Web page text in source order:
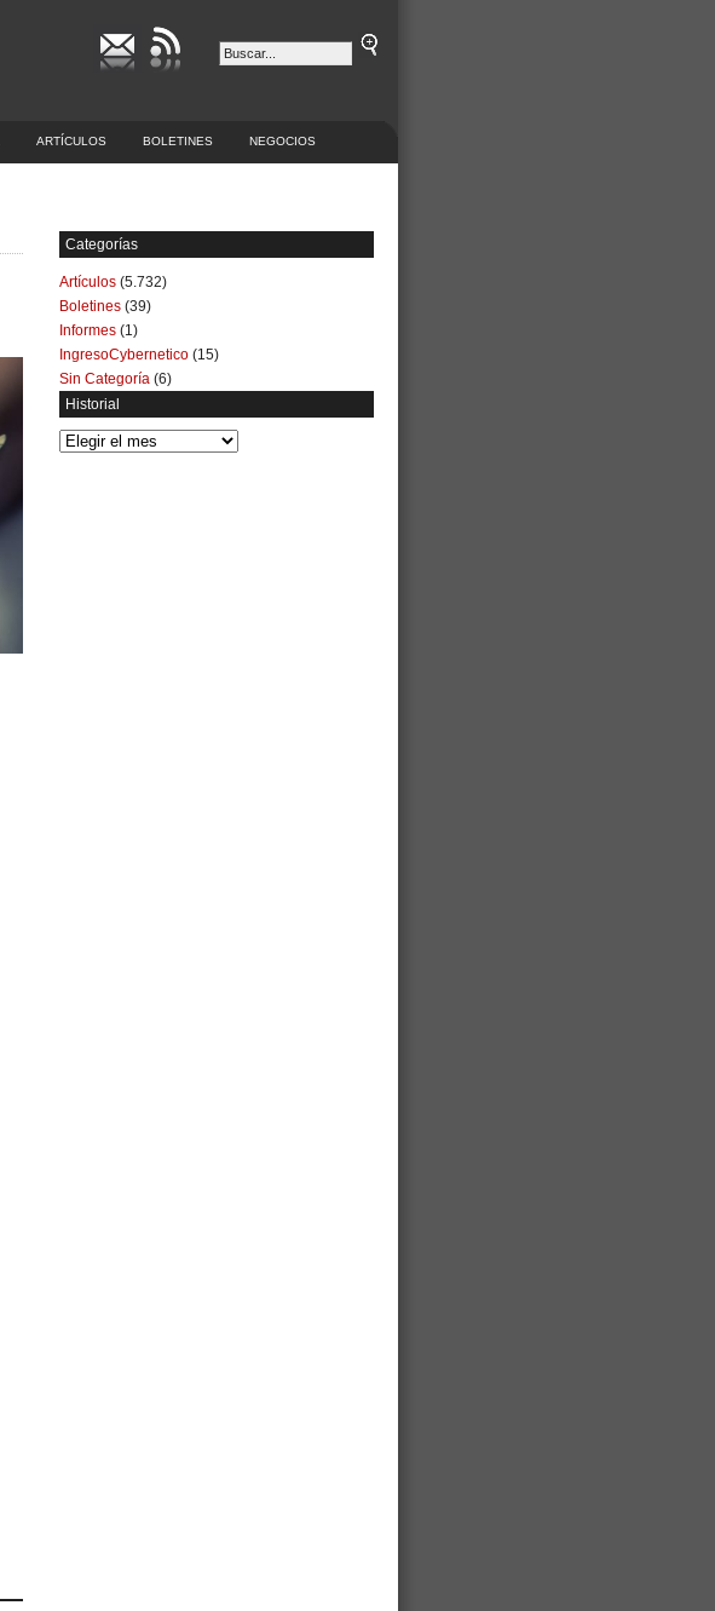
ARTÍCULOS BOLETINES NEGOCIOS
Categorías
Artículos (5.732)
Boletines (39)
Informes (1)
IngresoCybernetico (15)
Sin Categoría (6)
Historial
Historial